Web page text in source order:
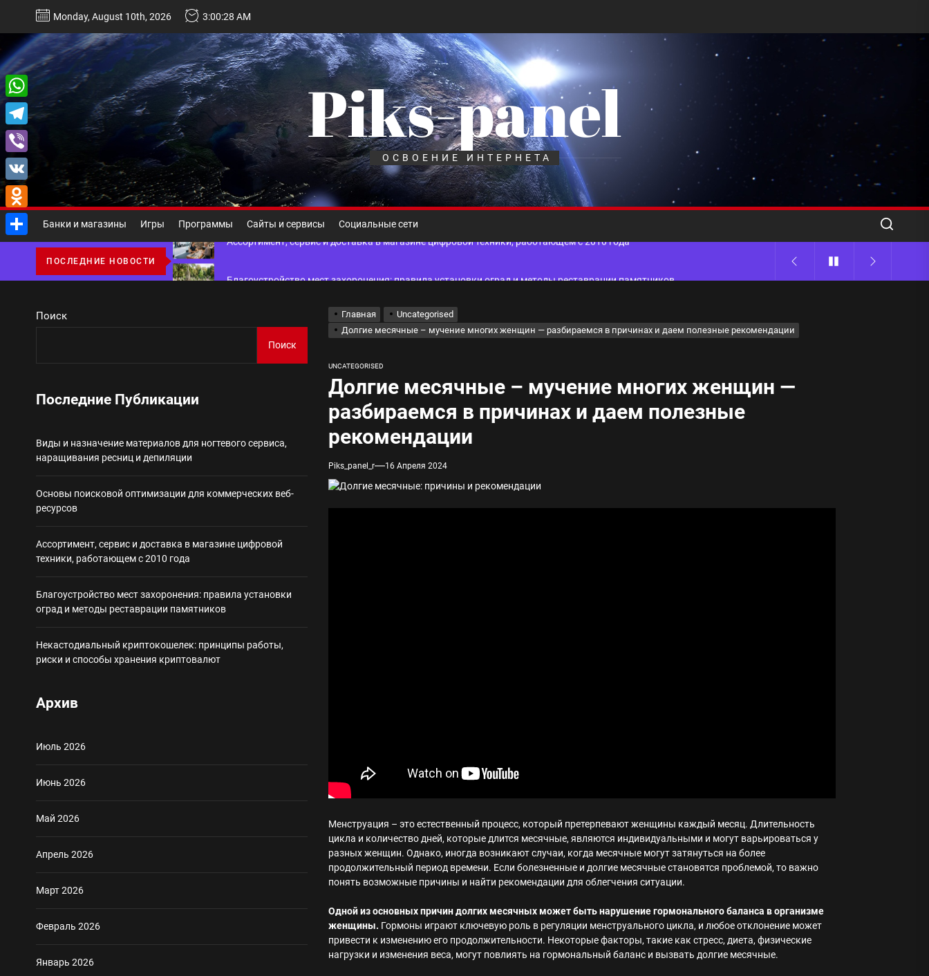
Перейти
содержимому
Monday, August 10th, 2026 3:00:29 AM
Piks-panel
ОСВОЕНИЕ ИНТЕРНЕТА
Банки и магазины Игры Программы Сайты и сервисы Социальные сети
ПОСЛЕДНИЕ НОВОСТИ
Некастодиальный криптокошелек: принципы работы, риски и способы хранения криптовалют
Виды и назначение материалов для ногтевого сервиса, наращивания ресниц и депиляции
Основы поисковой оптимизации для коммерческих веб-ресурсов
Ассортимент, сервис и доставка в магазине цифровой техники, работающем с 2010 года
Виды и назначение материалов для ногтевого сервиса, наращивания ресниц и депиляции
Основы поисковой оптимизации для коммерческих веб-ресурсов
Ассортимент, сервис и доставка в магазине цифровой техники, работающем с 2010 года
Некастодиальный криптокошелек: принципы работы, риски и способы хранения криптовалют
Главная
Uncategorised
Долгие месячные – мучение многих женщин — разбираемся в причинах и даем полезные рекомендации
UNCATEGORISED
Долгие месячные – мучение многих женщин —
разбираемся в причинах и даем полезные
рекомендации
Piks_panel_r 16 Апреля 2024
Менструация – это естественный процесс, который претерпевают женщины каждый месяц. Длительность
цикла и количество дней, которые длится месячные, являются индивидуальными и могут варьироваться у
разных женщин. Однако, иногда возникают случаи, когда месячные могут затянуться на более
продолжительный период времени. Если болезненные и долгие месячные становятся проблемой, то важно
понять возможные причины и найти рекомендации для облегчения ситуации.
Одной из основных причин долгих месячных может быть нарушение гормонального баланса в организме
женщины. Гормоны играют ключевую роль в регуляции менструального цикла, и любое отклонение может
привести к изменению его продолжительности. Некоторые факторы, такие как стресс, диета, физические
нагрузки и изменения веса, могут повлиять на гормональный баланс и вызвать долгие месячные.
Поиск
Поиск
Последние Публикации
Виды и назначение материалов для ногтевого сервиса,
наращивания ресниц и депиляции
Основы поисковой оптимизации для коммерческих веб-
ресурсов
Ассортимент, сервис и доставка в магазине цифровой
техники, работающем с 2010 года
Благоустройство мест захоронения: правила установки
оград и методы реставрации памятников
Некастодиальный криптокошелек: принципы работы,
риски и способы хранения криптовалют
Архив
Июль 2026
Июнь 2026
Май 2026
Апрель 2026
Март 2026
Февраль 2026
Январь 2026
WhatsApp
Telegram
Viber
VK
Odnoklassniki
Отправить